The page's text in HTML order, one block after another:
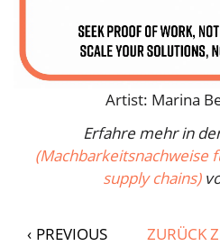
Artist: Marina
Erfahre mehr in
(Machbarkeitsnachweise
supply chains)
‹ PREVIOUS ZURÜCK